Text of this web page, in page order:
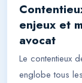
enjeux et
avocat
Le contentieux
englobe tous